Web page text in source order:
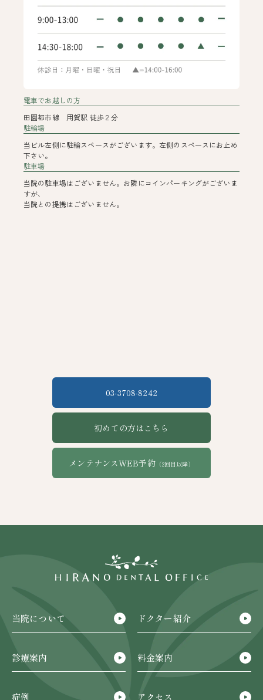
電車でお越しの方
田園都市線 用賀駅 徒歩２分
駐輪場
当ビル左側に駐輪スペースがございます。左側のスペースにお止め
下さい。
駐車場
当院の駐車場はございません。お隣にコインパーキングがございま
すが、
当院との提携はございません。
03-3708-8242
初めての方はこちら
メンテナンスWEB予約（2回目以降）
当院について ドクター紹介
診療案内 料金案内
症例 アクセス